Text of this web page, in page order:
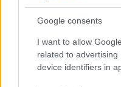
Google consents
I want to allow
related to
device identifiers in